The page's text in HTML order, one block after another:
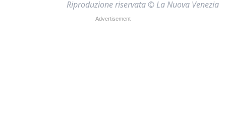
Riproduzione riservata © La Nuova Venezia